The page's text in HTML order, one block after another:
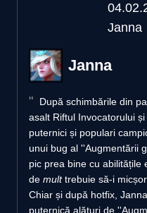
Janna
Janna
După schimbările din
asalt Riftul Invocatorului
puternici și populari
unui bug al ''Augmentării
pic prea bine cu abilitățile
de multtrebuie să-i
Chiar și după hotfix,
puternică alături de